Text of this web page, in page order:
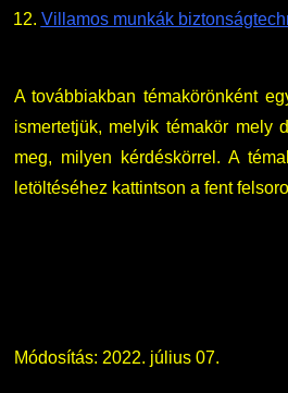
Villamos munkák
A továbbiakban témakörönként
ismertetjük, melyik témakör mely
meg, milyen kérdéskörrel. A
letöltéséhez kattintson a fent
Módosítás: 2022. július 07.